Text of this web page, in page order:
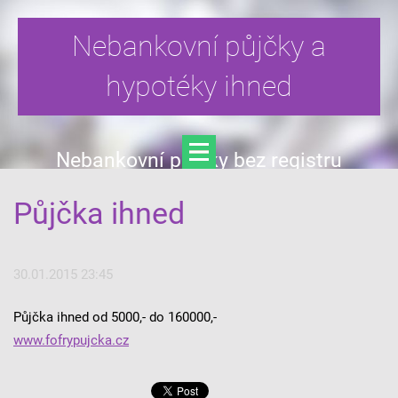
Nebankovní půjčky a
hypotéky ihned
Nebankovní půjčky bez registru
Půjčka ihned
30.01.2015 23:45
Půjčka ihned od 5000,- do 160000,-
www.fofrypujcka.cz